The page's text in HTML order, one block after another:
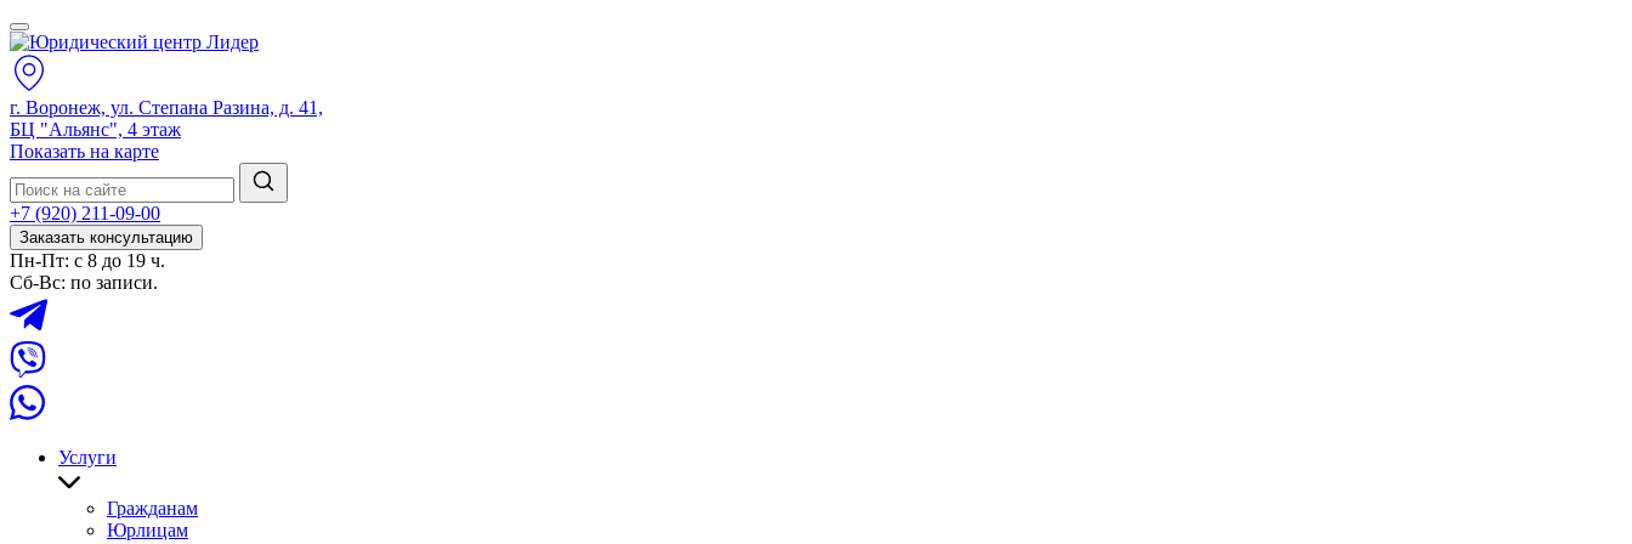
г. Воронеж, ул. Степана Разина, д. 41,
БЦ "Альянс", 4 этаж
Показать на карте
+7 (920) 211-09-00
Заказать консультацию
Пн-Пт: с 8 до 19 ч.
Сб-Вс: по записи.
Услуги
Гражданам
Юрлицам